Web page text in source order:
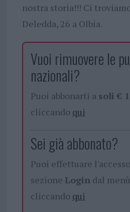
nostra storia!!! Ci
Deledda, 26 a Olbia.
Vuoi rimuovere le
nazionali?
Puoi abbonarti a soli €
cliccando qui
Sei già abbonato?
Puoi effettuare
sezione Logindal
cliccando qui